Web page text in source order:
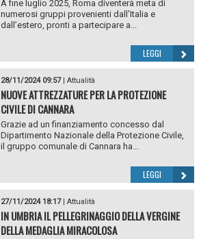
A fine luglio 2025, Roma diventerà meta di
numerosi gruppi provenienti dall’Italia e
dall’estero, pronti a partecipare a...
LEGGI
28/11/2024 09:57| Attualità
NUOVE ATTREZZATURE PER LA PROTEZIONE
CIVILE DI CANNARA
Grazie ad un finanziamento concesso dal
Dipartimento Nazionale della Protezione Civile,
il gruppo comunale di Cannara ha...
LEGGI
27/11/2024 18:17| Attualità
IN UMBRIA IL PELLEGRINAGGIO DELLA VERGINE
DELLA MEDAGLIA MIRACOLOSA